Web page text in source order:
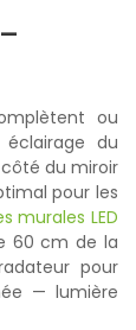
—
ou
du
du miroir
pour les
murales LED
60 cm de la
pour
— lumière